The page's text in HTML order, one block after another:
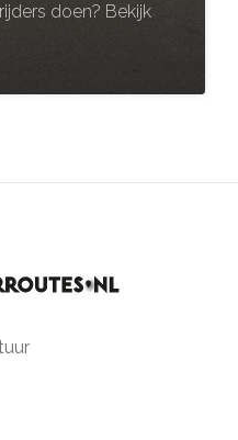
doen? Bekijk